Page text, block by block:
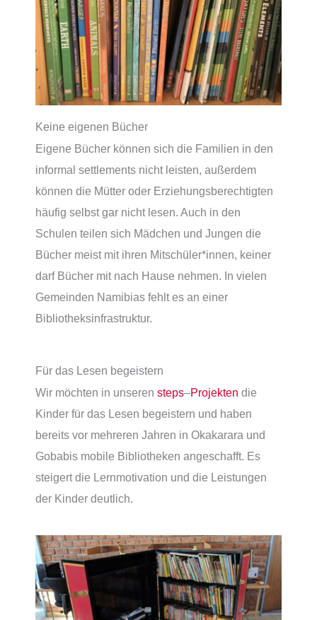
Keine eigenen Bücher
Eigene Bücher können sich die Familien in den
informal settlements nicht leisten, außerdem
können die Mütter oder Erziehungsberechtigten
häufig selbst gar nicht lesen. Auch in den
Schulen teilen sich Mädchen und Jungen die
Bücher meist mit ihren Mitschüler*innen, keiner
darf Bücher mit nach Hause nehmen. In vielen
Gemeinden Namibias fehlt es an einer
Bibliotheksinfrastruktur.
Für das Lesen begeistern
Wir möchten in unseren steps–Projekten die
Kinder für das Lesen begeistern und haben
bereits vor mehreren Jahren in Okakarara und
Gobabis mobile Bibliotheken angeschafft. Es
steigert die Lernmotivation und die Leistungen
der Kinder deutlich.